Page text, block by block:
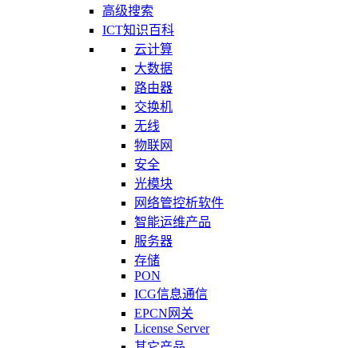
高级搜索
ICT知识百科
云计算
大数据
路由器
交换机
无线
物联网
安全
光模块
网络管控析软件
智能运维产品
服务器
存储
PON
ICG信息通信
EPCN网关
License Server